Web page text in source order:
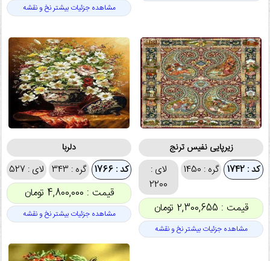
مشاهده جزئیات بیشتر نخ و نقشه
زیرپایی نفیس ترنج
کد : 1742 گره : 1450
لای :
2200
قیمت : 2,300,655 تومان
مشاهده جزئیات بیشتر نخ و نقشه
دلربا
کد : 1766 گره : 343 لای : 527
قیمت : 4,800,000 تومان
مشاهده جزئیات بیشتر نخ و نقشه